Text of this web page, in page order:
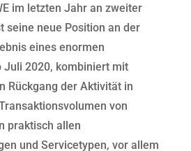
im letzten Jahr an zweiter
seine neue Position an der
eines enormen
Juli 2020, kombiniert mit
Rückgang der Aktivität in
von
praktisch allen
und Servicetypen, vor allem